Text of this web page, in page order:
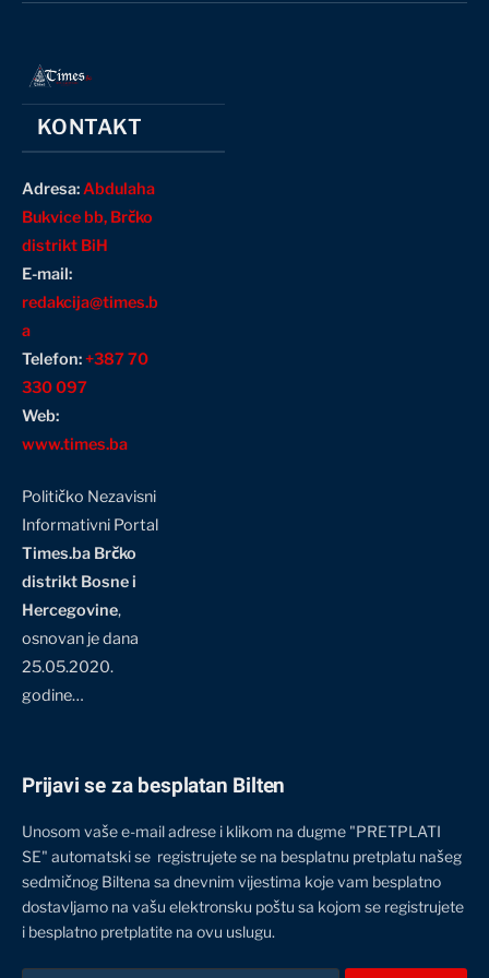
KONTAKT
Adresa:Abdulaha
Bukvice bb, Brčko
distrikt BiH
E-mail:
redakcija@times.b
a
Telefon:+387 70
330 097
Web:
www.times.ba
Političko Nezavisni
Informativni Portal
Times.ba Brčko
distrikt Bosne i
Hercegovine,
osnovan je dana
25.05.2020.
godine…
Prijavi se za besplatan Bilten
Unosom vaše e-mail adrese i klikom na dugme "PRETPLATI
SE" automatski se registrujete se na besplatnu pretplatu našeg
sedmičnog Biltena sa dnevnim vijestima koje vam besplatno
dostavljamo na vašu elektronsku poštu sa kojom se registrujete
i besplatno pretplatite na ovu uslugu.